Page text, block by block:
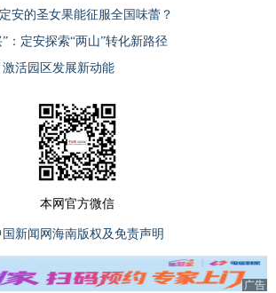
安的圣女果能征服全国味蕾？
：定安探索“两山”转化新路径
活园区发展新动能
本网官方微信
国新闻网海南版权及免责声明
广告